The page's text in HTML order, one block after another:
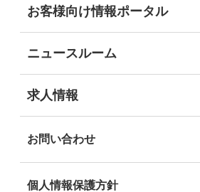
経済
DEIB推進
沖縄JTB サステナビリティレ
ソリューション領域
自社企画・運営領域
お客様向け情報ポータル
自治体・行政機関のお客様
学校・教育機関のお客様
事業パートナーの皆様
ニュースルーム
求人情報
お問い合わせ
個人情報保護方針